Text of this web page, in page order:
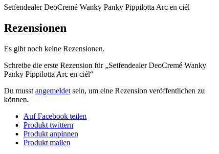
Seifendealer DeoCremé Wanky Panky Pippilotta Arc en ciél
Rezensionen
Es gibt noch keine Rezensionen.
Schreibe die erste Rezension für „Seifendealer DeoCremé Wanky
Panky Pippilotta Arc en ciél“
Du musst angemeldet sein, um eine Rezension veröffentlichen zu
können.
Auf Facebook teilen
Produkt twittern
Produkt anpinnen
Produkt mailen